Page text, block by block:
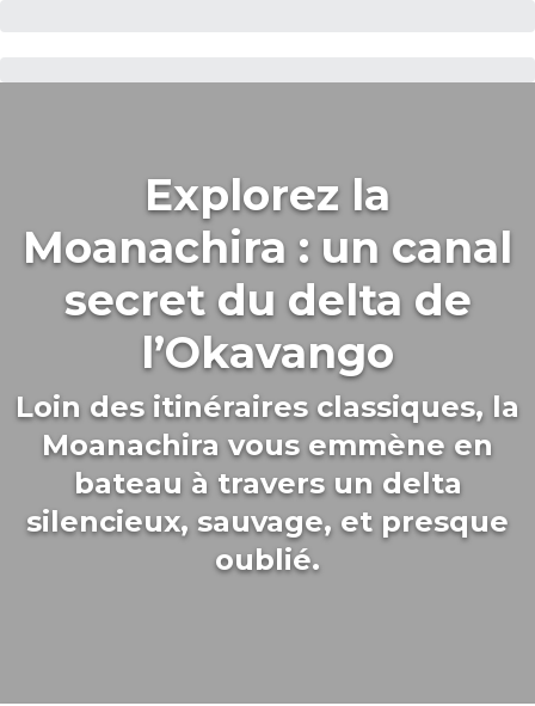
Explorez la
Moanachira : un canal
secret du delta de
l’Okavango
Loin des itinéraires classiques, la
Moanachira vous emmène en
bateau à travers un delta
silencieux, sauvage, et presque
oublié.